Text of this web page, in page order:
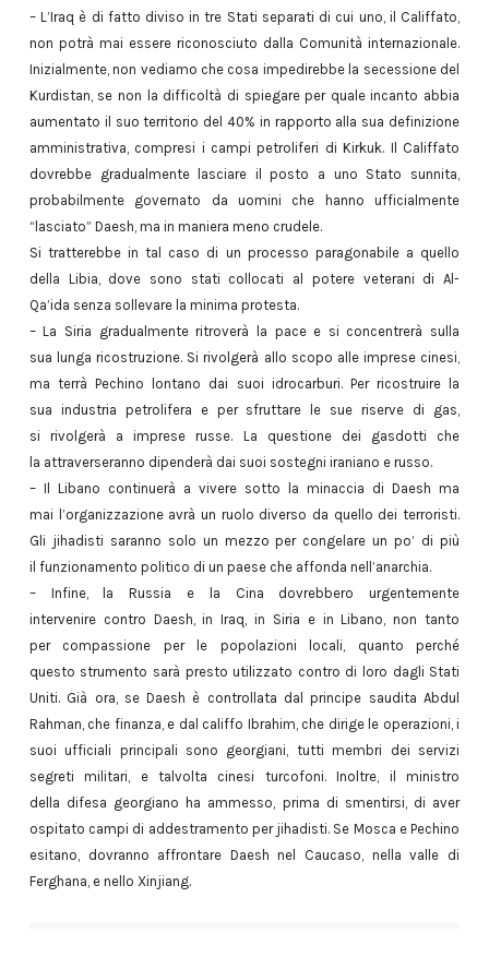
– L’Iraq è di fatto diviso in tre Stati separati di cui uno, il Califfato,
non potrà mai essere riconosciuto dalla Comunità internazionale.
Inizialmente, non vediamo che cosa impedirebbe la secessione del
Kurdistan, se non la difficoltà di spiegare per quale incanto abbia
aumentato il suo territorio del 40% in rapporto alla sua definizione
amministrativa, compresi i campi petroliferi di Kirkuk. Il Califfato
dovrebbe gradualmente lasciare il posto a uno Stato sunnita,
probabilmente governato da uomini che hanno ufficialmente
“lasciato” Daesh, ma in maniera meno crudele.
Si tratterebbe in tal caso di un processo paragonabile a quello
della Libia, dove sono stati collocati al potere veterani di Al-
Qa’ida senza sollevare la minima protesta.
– La Siria gradualmente ritroverà la pace e si concentrerà sulla
sua lunga ricostruzione. Si rivolgerà allo scopo alle imprese cinesi,
ma terrà Pechino lontano dai suoi idrocarburi. Per ricostruire la
sua industria petrolifera e per sfruttare le sue riserve di gas,
si rivolgerà a imprese russe. La questione dei gasdotti che
la attraverseranno dipenderà dai suoi sostegni iraniano e russo.
– Il Libano continuerà a vivere sotto la minaccia di Daesh ma
mai l’organizzazione avrà un ruolo diverso da quello dei terroristi.
Gli jihadisti saranno solo un mezzo per congelare un po’ di più
il funzionamento politico di un paese che affonda nell’anarchia.
– Infine, la Russia e la Cina dovrebbero urgentemente
intervenire contro Daesh, in Iraq, in Siria e in Libano, non tanto
per compassione per le popolazioni locali, quanto perché
questo strumento sarà presto utilizzato contro di loro dagli Stati
Uniti. Già ora, se Daesh è controllata dal principe saudita Abdul
Rahman, che finanza, e dal califfo Ibrahim, che dirige le operazioni, i
suoi ufficiali principali sono georgiani, tutti membri dei servizi
segreti militari, e talvolta cinesi turcofoni. Inoltre, il ministro
della difesa georgiano ha ammesso, prima di smentirsi, di aver
ospitato campi di addestramento per jihadisti. Se Mosca e Pechino
esitano, dovranno affrontare Daesh nel Caucaso, nella valle di
Ferghana, e nello Xinjiang.